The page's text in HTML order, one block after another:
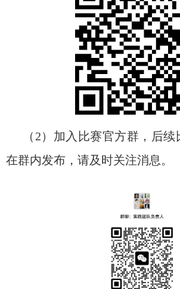
（ 2） 加入 比赛官方群 ，后
在群内发布，请及时关注消息。